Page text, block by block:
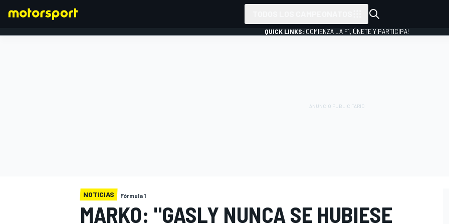
QUICK LINKS:¡COMIENZA LA F1, ÚNETE Y PARTICIPA!
NOTICIAS Fórmula 1
MARKO: "GASLY NUNCA SE HUBIESE